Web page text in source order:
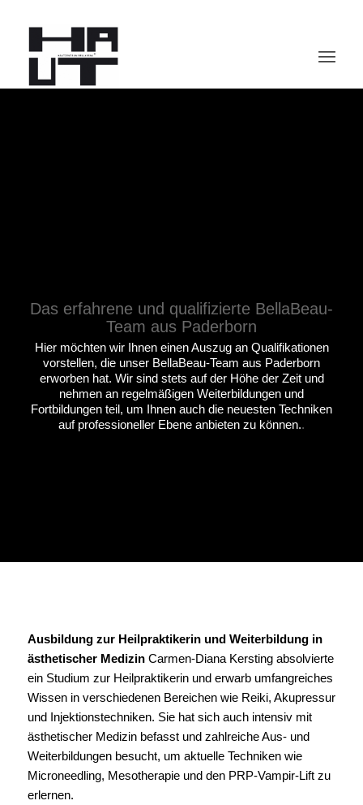
Das erfahrene und qualifizierte BellaBeau-
Team aus Paderborn
Hier möchten wir Ihnen einen Auszug an Qualifikationen
vorstellen, die unser BellaBeau-Team aus Paderborn
erworben hat. Wir sind stets auf der Höhe der Zeit und
nehmen an regelmäßigen Weiterbildungen und
Fortbildungen teil, um Ihnen auch die neuesten Techniken
auf professioneller Ebene anbieten zu können..
Ausbildung zur Heilpraktikerin und Weiterbildung in
ästhetischer MedizinCarmen-Diana Kersting absolvierte
ein Studium zur Heilpraktikerin und erwarb umfangreiches
Wissen in verschiedenen Bereichen wie Reiki, Akupressur
und Injektionstechniken. Sie hat sich auch intensiv mit
ästhetischer Medizin befasst und zahlreiche Aus- und
Weiterbildungen besucht, um aktuelle Techniken wie
Microneedling, Mesotherapie und den PRP-Vampir-Lift zu
erlernen.